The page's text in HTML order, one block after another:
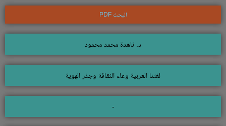
البحث PDF
د. ناهدة محمد محمود
لغتنا العربية وعاء الثقافة وجذر الهوية
-